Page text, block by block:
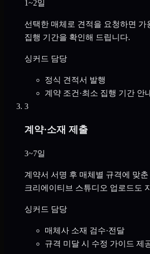
1~2일
선택한 매체로 견적을 요청하면 가
집행 기간을 확인해 드립니다.
싱커드 담당
정식 견적서 발행
계약 조건·최소 집행 기간 안
3
계약·소재 제출
3~7일
계약서 서명 후 매체별 규격에 맞
크리에이티브 스튜디오 업로드도
싱커드 담당
매체사 소재 검수·전달
규격 미달 시 수정 가이드 제